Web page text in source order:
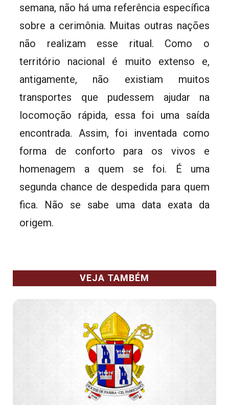
semana, não há uma referência específica
sobre a cerimônia. Muitas outras nações
não realizam esse ritual. Como o
território nacional é muito extenso e,
antigamente, não existiam muitos
transportes que pudessem ajudar na
locomoção rápida, essa foi uma saída
encontrada. Assim, foi inventada como
forma de conforto para os vivos e
homenagem a quem se foi. É uma
segunda chance de despedida para quem
fica. Não se sabe uma data exata da
origem.
VEJA TAMBÉM